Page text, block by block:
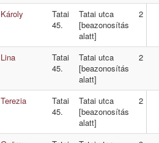
Károly
Tatai
45.
Tatai utca
[beazonosítás
alatt]
2
Lina
Tatai
45.
Tatai utca
[beazonosítás
alatt]
2
Terezia
Tatai
45.
Tatai utca
[beazonosítás
alatt]
2